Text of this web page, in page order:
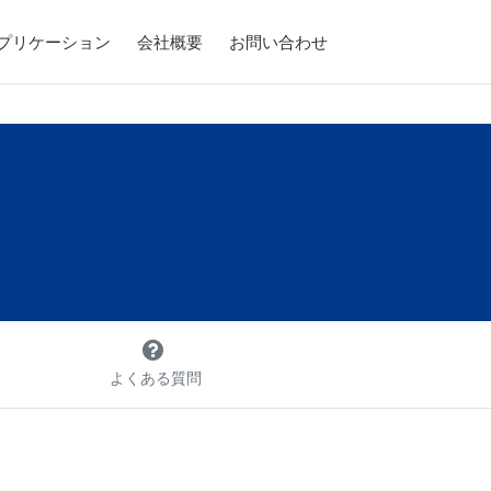
リケーション 会社概要 お問い合わせ
よくある質問